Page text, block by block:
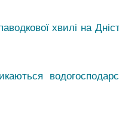
хвилі на